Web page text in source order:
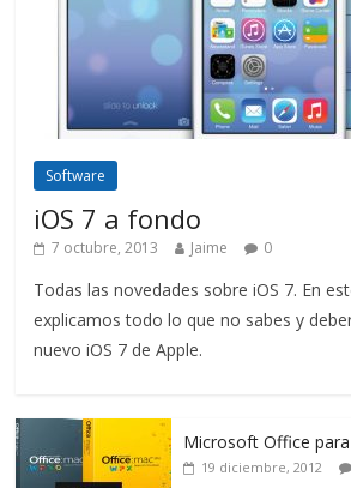
Software
iOS 7 a fondo
7 octubre, 2013 Jaime 0
Todas las novedades sobre iOS 7. En
explicamos todo lo que no sabes y
nuevo iOS 7 de Apple.
Microsoft Office
19 diciembre, 2012